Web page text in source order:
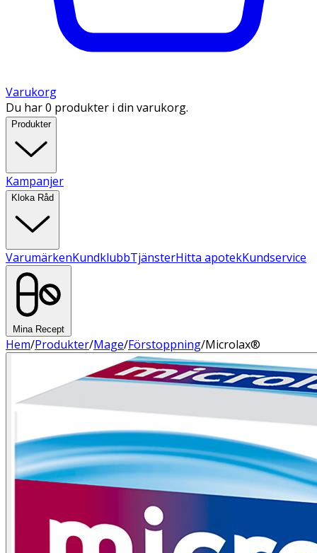
Varukorg
Du har 0 produkter i din varukorg.
Produkter
Kampanjer
Kloka Råd
VarumärkenKundklubbTjänsterHitta apotekKundservice
Mina Recept
Hem/Produkter/Mage/Förstoppning/Microlax®